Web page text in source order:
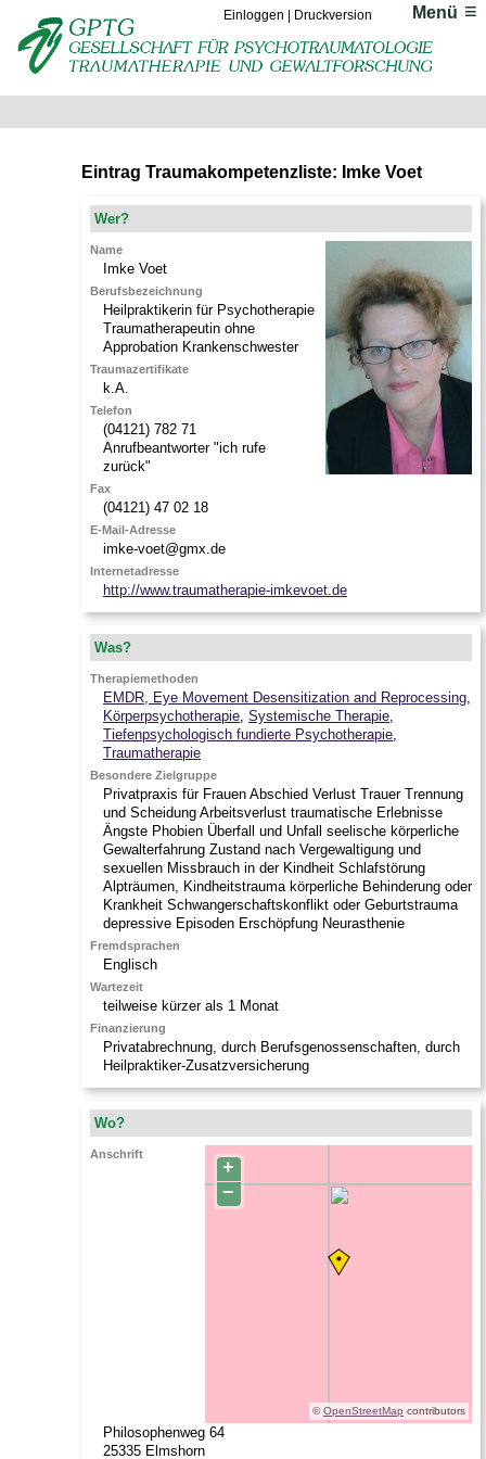
Menü
Einloggen Druckversion
Eintrag Traumakompetenzliste: Imke Voet
Wer?
Name
Imke Voet
Berufsbezeichnung
Heilpraktikerin für Psychotherapie
Traumatherapeutin ohne
Approbation Krankenschwester
Traumazertifikate
k.A.
Telefon
(04121) 782 71
Anrufbeantworter "ich rufe
zurück"
Fax
(04121) 47 02 18
E-Mail-Adresse
imke-voet@gmx.de
Internetadresse
http://www.traumatherapie-imkevoet.de
Was?
Therapiemethoden
EMDR, Eye Movement Desensitization and Reprocessing,
Körperpsychotherapie, Systemische Therapie,
Tiefenpsychologisch fundierte Psychotherapie,
Traumatherapie
Besondere Zielgruppe
Privatpraxis für Frauen Abschied Verlust Trauer Trennung
und Scheidung Arbeitsverlust traumatische Erlebnisse
Ängste Phobien Überfall und Unfall seelische körperliche
Gewalterfahrung Zustand nach Vergewaltigung und
sexuellen Missbrauch in der Kindheit Schlafstörung
Alpträumen, Kindheitstrauma körperliche Behinderung oder
Krankheit Schwangerschaftskonflikt oder Geburtstrauma
depressive Episoden Erschöpfung Neurasthenie
Fremdsprachen
Englisch
Wartezeit
teilweise kürzer als 1 Monat
Finanzierung
Privatabrechnung, durch Berufsgenossenschaften, durch
Heilpraktiker-Zusatzversicherung
Wo?
+
−
©OpenStreetMap contributors
Anschrift
Philosophenweg 64
25335 Elmshorn